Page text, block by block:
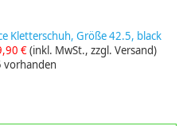
Kletterschuh, Größe 42.5, black
€(inkl. MwSt., zzgl. Versand)
vorhanden